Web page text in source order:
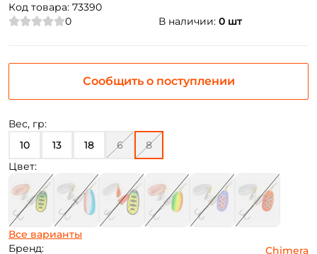
Код товара: 73390
0
В наличии: 0 шт
Вес, гр:
10
13 18 6
8
Цвет:
Все варианты
Бренд:
Chimera
Сообщить о поступлении